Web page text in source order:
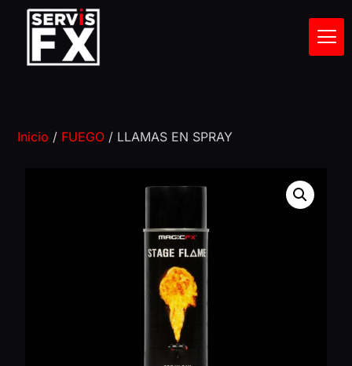
Inicio / FUEGO / LLAMAS EN SPRAY